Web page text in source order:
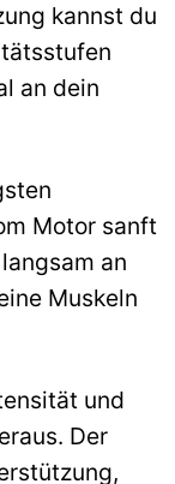
kannst du
an dein
Motor sanft
an
Muskeln
und
Der